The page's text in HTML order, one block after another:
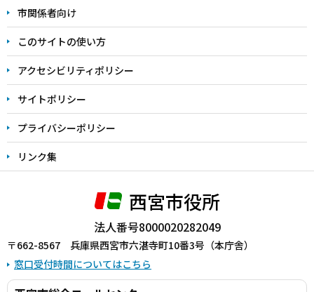
こ
ま
で
市関係者向け
このサイトの使い方
アクセシビリティポリシー
サイトポリシー
プライバシーポリシー
リンク集
西宮市役所
法人番号8000020282049
〒662-8567 兵庫県西宮市六湛寺町10番3号（本庁舎）
窓口受付時間についてはこちら